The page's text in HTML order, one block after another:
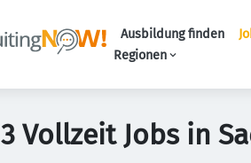
Ausbildung finden
Regionen
3 Vollzeit Jobs in